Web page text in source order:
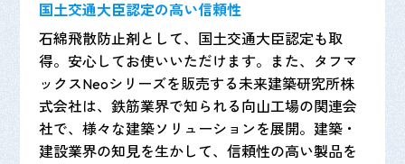
国土交通大臣認定の高い信頼性
石綿飛散防止剤として、国土交通大臣認定も取
得。安心してお使いいただけます。また、タフマ
ックスNeoシリーズを販売する未来建築研究所株
式会社は、鉄筋業界で知られる向山工場の関連会
社で、様々な建築ソリューションを展開。建築・
建設業界の知見を生かして、信頼性の高い製品を